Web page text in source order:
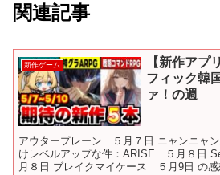
関連記事
新作ゲーム
【新作アプ
フィック韓
ァ！の週
アウタープレーン ５月７日 ニャンニャ
けレベルアップな件：ARISE ５月８日
月８日 ブレイクマイケース ５月9日 の感